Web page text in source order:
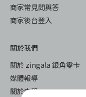
商家常見問與答
商家後台登入
關於我們
關於 zingala 銀角零卡
媒體報導
關於中租